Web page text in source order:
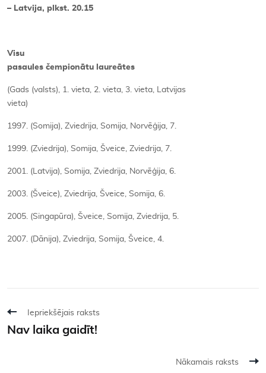
– Latvija, plkst. 20.15
Visu
pasaules čempionātu laureātes
(Gads (valsts), 1. vieta, 2. vieta, 3. vieta, Latvijas
vieta)
1997. (Somija), Zviedrija, Somija, Norvēģija, 7.
1999. (Zviedrija), Somija, Šveice, Zviedrija, 7.
2001. (Latvija), Somija, Zviedrija, Norvēģija, 6.
2003. (Šveice), Zviedrija, Šveice, Somija, 6.
2005. (Singapūra), Šveice, Somija, Zviedrija, 5.
2007. (Dānija), Zviedrija, Somija, Šveice, 4.
Iepriekšējais raksts
Nav laika gaidīt!
Nākamais raksts